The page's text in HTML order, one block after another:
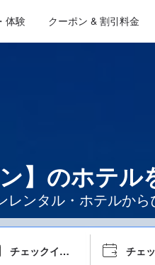
体験 クーポン & 割引料金
】のホテ
レンタル・ホテルか
チェックイン日